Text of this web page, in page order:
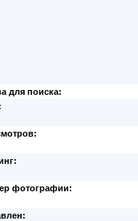
для поиска:
фотографии: